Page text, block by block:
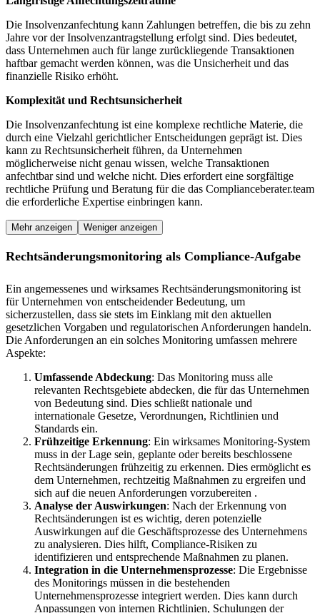
Die Insolvenzanfechtung kann Zahlungen betreffen, die bis zu zehn
Jahre vor der Insolvenzantragstellung erfolgt sind. Dies bedeutet,
dass Unternehmen auch für lange zurückliegende Transaktionen
haftbar gemacht werden können, was die Unsicherheit und das
finanzielle Risiko erhöht.
Komplexität und Rechtsunsicherheit
Die Insolvenzanfechtung ist eine komplexe rechtliche Materie, die
durch eine Vielzahl gerichtlicher Entscheidungen geprägt ist. Dies
kann zu Rechtsunsicherheit führen, da Unternehmen
möglicherweise nicht genau wissen, welche Transaktionen
anfechtbar sind und welche nicht. Dies erfordert eine sorgfältige
rechtliche Prüfung und Beratung für die das Complianceberater.team
die erforderliche Expertise einbringen kann.
Mehr anzeigen Weniger anzeigen
Rechtsänderungsmonitoring als Compliance-Aufgabe
Ein angemessenes und wirksames Rechtsänderungsmonitoring ist
für Unternehmen von entscheidender Bedeutung, um
sicherzustellen, dass sie stets im Einklang mit den aktuellen
gesetzlichen Vorgaben und regulatorischen Anforderungen handeln.
Die Anforderungen an ein solches Monitoring umfassen mehrere
Aspekte:
Umfassende Abdeckung: Das Monitoring muss alle
relevanten Rechtsgebiete abdecken, die für das Unternehmen
von Bedeutung sind. Dies schließt nationale und
internationale Gesetze, Verordnungen, Richtlinien und
Standards ein.
Frühzeitige Erkennung: Ein wirksames Monitoring-System
muss in der Lage sein, geplante oder bereits beschlossene
Rechtsänderungen frühzeitig zu erkennen. Dies ermöglicht es
dem Unternehmen, rechtzeitig Maßnahmen zu ergreifen und
sich auf die neuen Anforderungen vorzubereiten .
Analyse der Auswirkungen: Nach der Erkennung von
Rechtsänderungen ist es wichtig, deren potenzielle
Auswirkungen auf die Geschäftsprozesse des Unternehmens
zu analysieren. Dies hilft, Compliance-Risiken zu
identifizieren und entsprechende Maßnahmen zu planen.
Integration in die Unternehmensprozesse: Die Ergebnisse
des Monitorings müssen in die bestehenden
Unternehmensprozesse integriert werden. Dies kann durch
Anpassungen von internen Richtlinien, Schulungen der